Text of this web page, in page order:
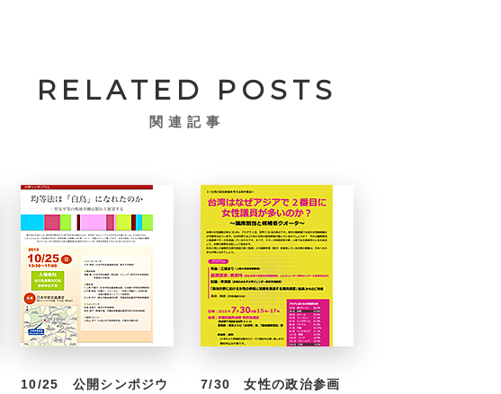
RELATED POSTS
関連記事
10/25 公開シンポジウ
7/30 女性の政治参画